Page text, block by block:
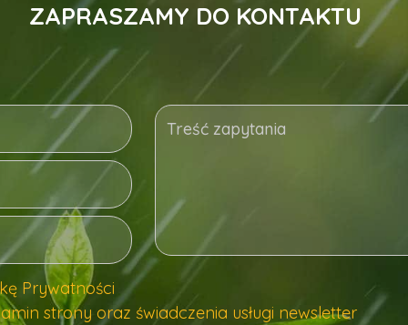
ZAPRASZAMY DO KONTAKTU
Prywatności
strony oraz świadczenia usługi newsletter